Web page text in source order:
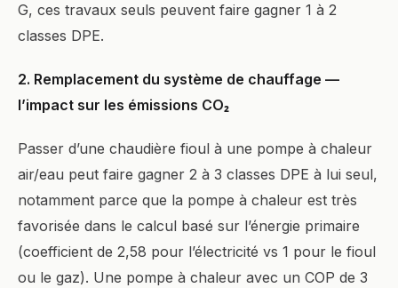
G, ces travaux seuls peuvent faire gagner 1 à 2
classes DPE.
2. Remplacement du système de chauffage —
l’impact sur les émissions CO₂
Passer d’une chaudière fioul à une pompe à chaleur
air/eau peut faire gagner 2 à 3 classes DPE à lui seul,
notamment parce que la pompe à chaleur est très
favorisée dans le calcul basé sur l’énergie primaire
(coefficient de 2,58 pour l’électricité vs 1 pour le fioul
ou le gaz). Une pompe à chaleur avec un COP de 3